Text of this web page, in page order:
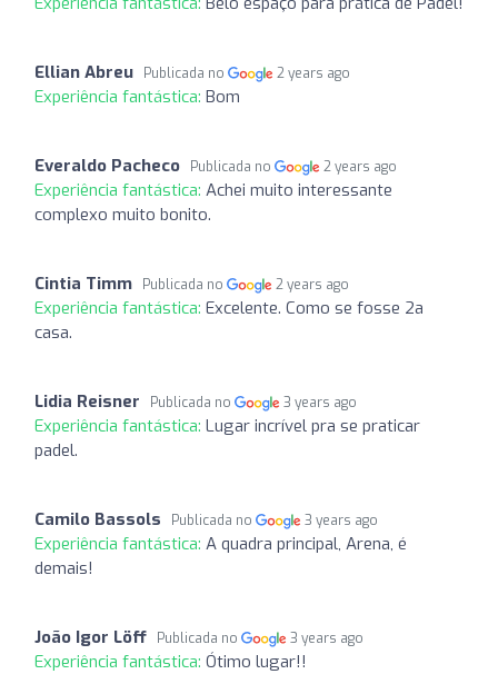
Ellian Abreu Publicada no 2 years ago
Experiência fantástica: Bom
Everaldo Pacheco Publicada no 2 years ago
Experiência fantástica: Achei muito interessante
complexo muito bonito.
Cintia Timm Publicada no 2 years ago
Experiência fantástica: Excelente. Como se fosse 2a
casa.
Lidia Reisner Publicada no 3 years ago
Experiência fantástica: Lugar incrível pra se praticar
padel.
Camilo Bassols Publicada no 3 years ago
Experiência fantástica: A quadra principal, Arena, é
demais!
João Igor Löff Publicada no 3 years ago
Experiência fantástica: Ótimo lugar!!